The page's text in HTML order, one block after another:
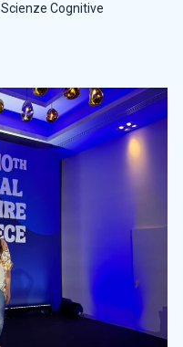
Scienze Cognitive